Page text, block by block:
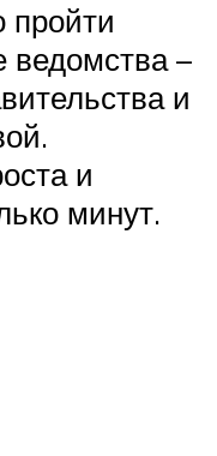
пройти
ведомства –
и
и
минут.